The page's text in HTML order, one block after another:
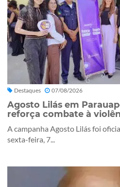
Destaques 07/08/2026
Agosto Lilás em
reforça combate à
A campanha Agosto Lilás foi
sexta-feira, 7...